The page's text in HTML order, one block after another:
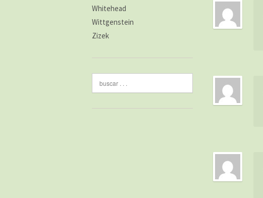
Whitehead
Wittgenstein
Zizek